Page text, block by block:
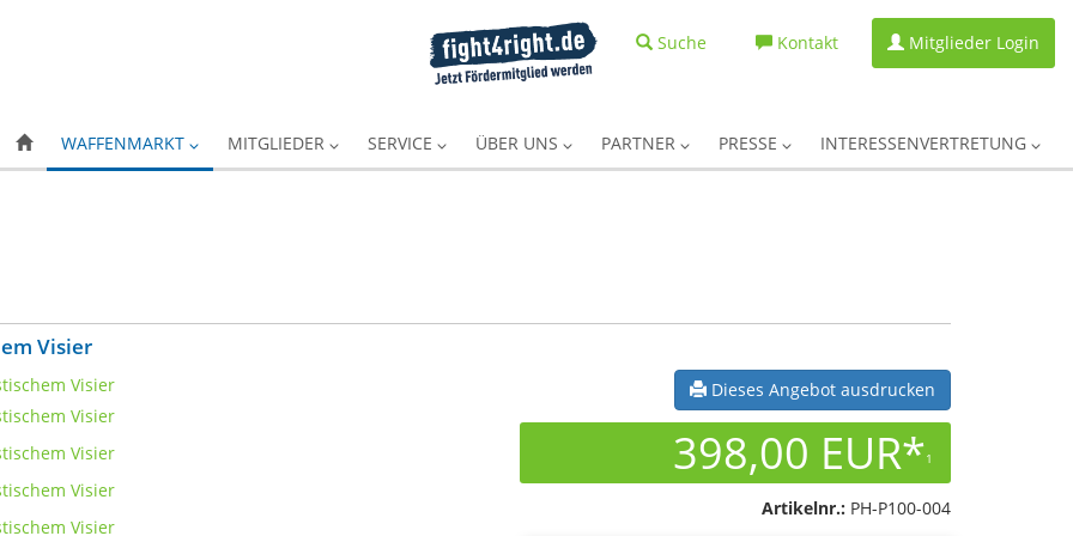
Suche Kontakt Mitglieder Login
WAFFENMARKT MITGLIEDER SERVICE ÜBER UNS PARTNER PRESSE INTERESSENVERTRETUNG
Visier
Dieses Angebot ausdrucken
398,00 EUR*1
Artikelnr.: PH-P100-004